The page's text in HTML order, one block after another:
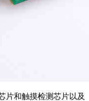
片和触摸检测芯片以及